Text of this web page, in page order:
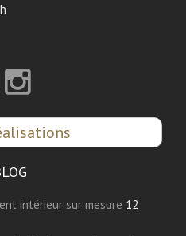
intérieur sur mesure 12